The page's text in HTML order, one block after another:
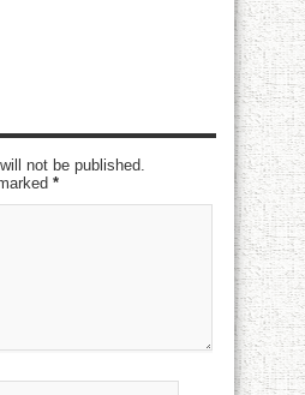
not be published.
*